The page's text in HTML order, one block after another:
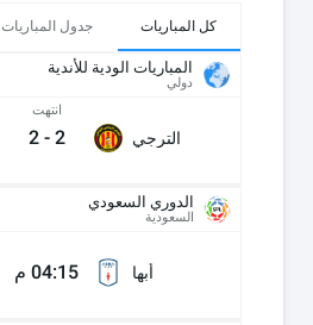
كل المباريات جدول المباريات
المباريات الودية للأندية
دولي
الترجي
انتهت
2
-
2
الدوري السعودي
السعودية
أبها 04:15 م